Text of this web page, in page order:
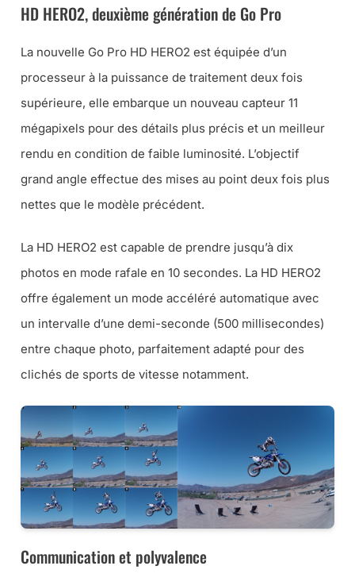
HD HERO2, deuxième génération de Go Pro
La nouvelle Go Pro HD HERO2 est équipée d’un
processeur à la puissance de traitement deux fois
supérieure, elle embarque un nouveau capteur 11
mégapixels pour des détails plus précis et un meilleur
rendu en condition de faible luminosité. L’objectif
grand angle effectue des mises au point deux fois plus
nettes que le modèle précédent.
La HD HERO2 est capable de prendre jusqu’à dix
photos en mode rafale en 10 secondes. La HD HERO2
offre également un mode accéléré automatique avec
un intervalle d’une demi-seconde (500 millisecondes)
entre chaque photo, parfaitement adapté pour des
clichés de sports de vitesse notamment.
Communication et polyvalence